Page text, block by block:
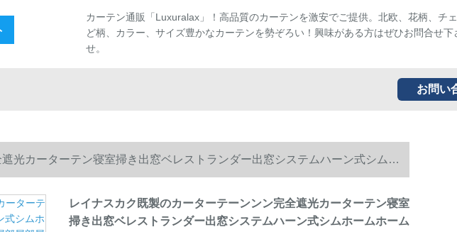
カーテン通販「Luxuralax」！高品質のカーテンを激安でご提供。北欧、花柄、チ
ど柄、カラー、サイズ豊かなカーテンを勢ぞろい！興味がある方はぜひお問合せ下
せ。
お問い
光カーターテン寝室掃き出窓ベレストランダー出窓システムハーン式シムホ
部屋部屋部屋扫き出し窓ベゼル7叶草ブティック2.0項
レイナスカク既製のカーターテーンンン完全遮光カーターテン寝室
掃き出窓ベレストランダー出窓システムハーン式シムホームホーム